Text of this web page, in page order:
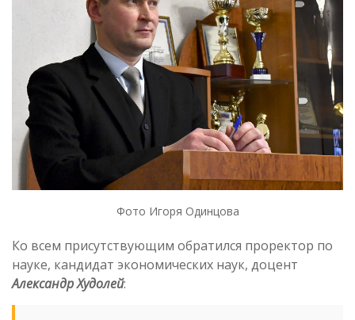
Фото Игоря Одинцова
Ко всем присутствующим обратился проректор по
науке, кандидат экономических наук, доцент
Александр Худолей: